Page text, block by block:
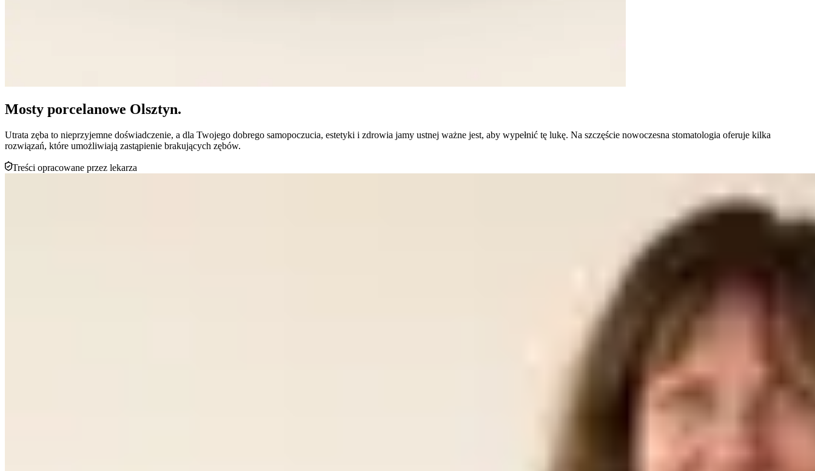
Mosty porcelanowe Olsztyn.
Utrata zęba to nieprzyjemne doświadczenie, a dla Twojego dobrego samopoczucia, estetyki i zdrowia jamy ustnej ważne jest, aby wypełnić tę lukę. Na szczęście nowoczesna stomatologia oferuje kilka
rozwiązań, które umożliwiają zastąpienie brakujących zębów.
Treści opracowane przez lekarza